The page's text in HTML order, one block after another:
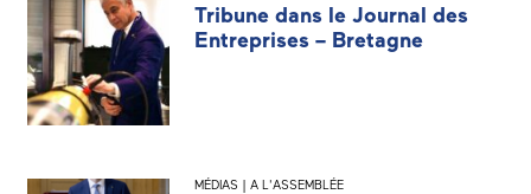
Tribune dans le Journal des
Entreprises – Bretagne
MÉDIAS | A L'ASSEMBLÉE